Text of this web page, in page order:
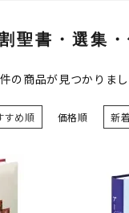
聖書・選集
件の商品が見つかりま
すめ順 価格順 新